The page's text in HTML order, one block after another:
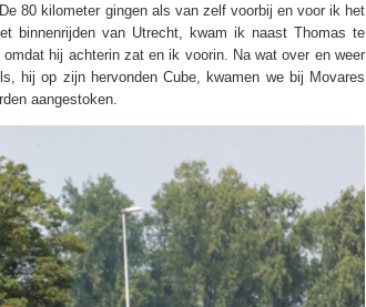
80 kilometer gingen als van zelf voorbij en voor ik het
binnenrijden van Utrecht, kwam ik naast Thomas te
hij achterin zat en ik voorin. Na wat over en weer
hij op zijn hervonden Cube, kwamen we bij Movares
aangestoken.